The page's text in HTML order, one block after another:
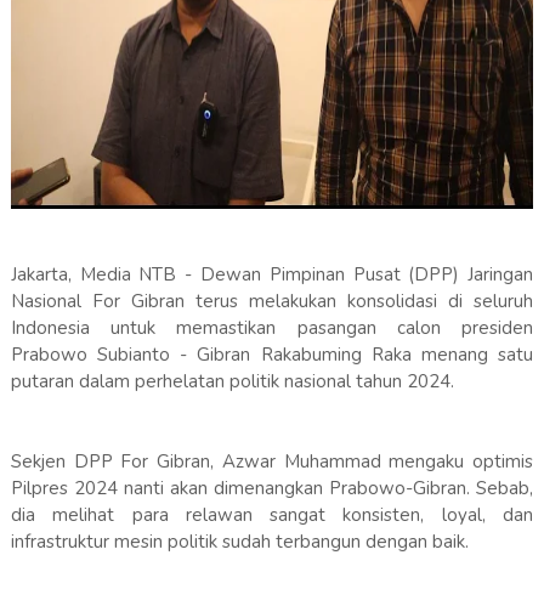
Jakarta, Media NTB - Dewan Pimpinan Pusat (DPP) Jaringan
Nasional For Gibran terus melakukan konsolidasi di seluruh
Indonesia untuk memastikan pasangan calon presiden
Prabowo Subianto - Gibran Rakabuming Raka menang satu
putaran dalam perhelatan politik nasional tahun 2024.
Sekjen DPP For Gibran, Azwar Muhammad mengaku optimis
Pilpres 2024 nanti akan dimenangkan Prabowo-Gibran. Sebab,
dia melihat para relawan sangat konsisten, loyal, dan
infrastruktur mesin politik sudah terbangun dengan baik.